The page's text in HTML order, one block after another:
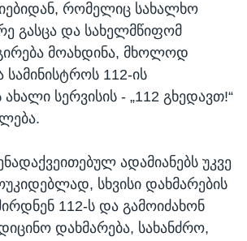
რომელიც სახალხო
გასცა და სახელმწიფომ
მოახდინა, მხოლოდ
სამინისტროს 112-ის
სერვისის - „112 გხედავთ!“
ადამიანებს უკვე
სხვისი დახმარების
112-ს და გამოიძახონ
დახმარება, სახანძრო,